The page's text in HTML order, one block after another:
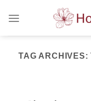
TAG ARCHIVES: